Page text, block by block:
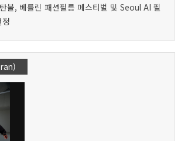
, 베를린 패션필름 페스티벌 및 Seoul AI 필